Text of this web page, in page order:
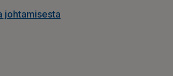
johtamisesta